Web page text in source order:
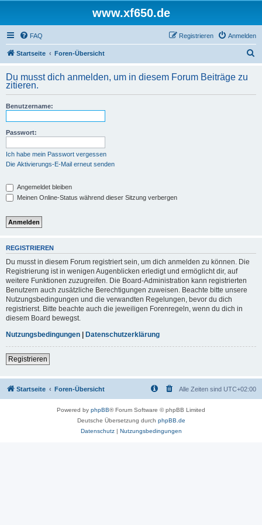
www.xf650.de
FAQ Anmelden
Registrieren
Startseite Foren-Übersicht
h
Du musst dich anmelden, um in diesem Forum Beiträge zu
zitieren.
Benutzername:
Passwort:
Ich habe mein Passwort vergessen
Die Aktivierungs-E-Mail erneut senden
Angemeldet bleiben
Meinen Online-Status während dieser Sitzung verbergen
REGISTRIEREN
Du musst in diesem Forum registriert sein, um dich anmelden zu können. Die
Registrierung ist in wenigen Augenblicken erledigt und ermöglicht dir, auf
weitere Funktionen zuzugreifen. Die Board-Administration kann registrierten
Benutzern auch zusätzliche Berechtigungen zuweisen. Beachte bitte unsere
Nutzungsbedingungen und die verwandten Regelungen, bevor du dich
registrierst. Bitte beachte auch die jeweiligen Forenregeln, wenn du dich in
diesem Board bewegst.
Nutzungsbedingungen | Datenschutzerklärung
Registrieren
Startseite Foren-Übersicht Alle Zeiten sind UTC+02:00
Powered by phpBB® Forum Software © phpBB Limited
Deutsche Übersetzung durch phpBB.de
Datenschutz| Nutzungsbedingungen